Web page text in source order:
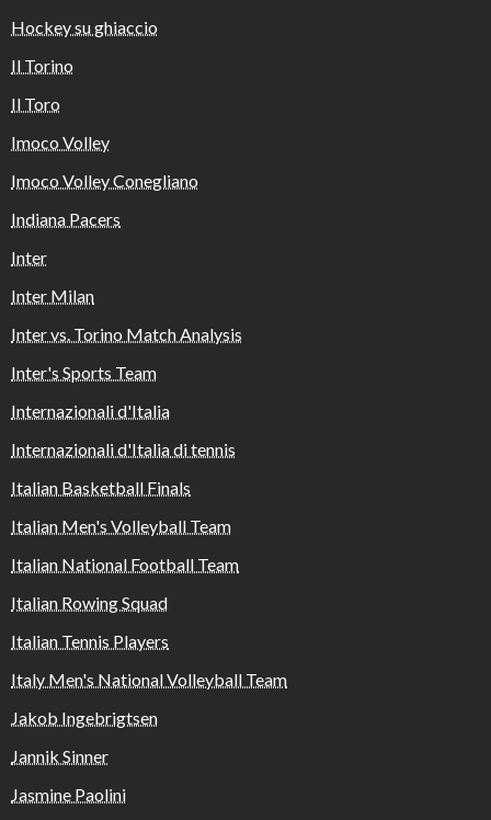
Hockey su ghiaccio
Il Torino
Il Toro
Imoco Volley
Imoco Volley Conegliano
Indiana Pacers
Inter
Inter Milan
Inter vs. Torino Match Analysis
Inter's Sports Team
Internazionali d'Italia
Internazionali d'Italia di tennis
Italian Basketball Finals
Italian Men's Volleyball Team
Italian National Football Team
Italian Rowing Squad
Italian Tennis Players
Italy Men's National Volleyball Team
Jakob Ingebrigtsen
Jannik Sinner
Jasmine Paolini